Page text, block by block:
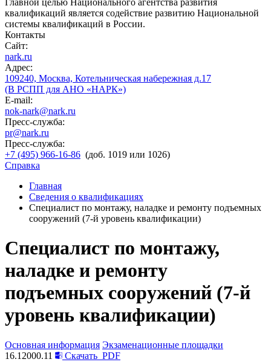
Главной целью Национального агентства развития
квалификаций является содействие развитию Национальной
системы квалификаций в России.
Контакты
Сайт:
nark.ru
Адрес:
109240, Москва, Котельническая набережная д.17
(В РСПП для АНО «НАРК»)
E-mail:
nok-nark@nark.ru
Пресс-служба:
pr@nark.ru
Пресс-служба:
+7 (495) 966-16-86 (доб. 1019 или 1026)
Справка
Главная
Сведения о квалификациях
Специалист по монтажу, наладке и ремонту подъемных
сооружений (7-й уровень квалификации)
Специалист по монтажу,
наладке и ремонту
подъемных сооружений (7-й
уровень квалификации)
Основная информация Экзаменационные площадки
16.12000.11
Скачать PDF